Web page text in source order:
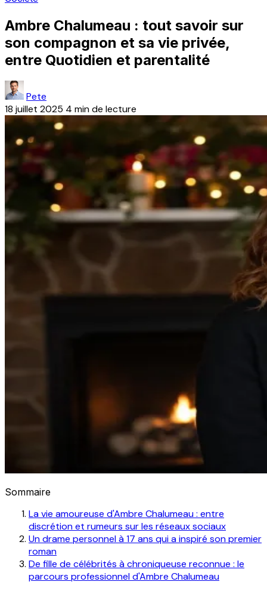
Ambre Chalumeau : tout savoir sur
son compagnon et sa vie privée,
entre Quotidien et parentalité
Pete
18 juillet 2025 4 min de lecture
Sommaire
La vie amoureuse d'Ambre Chalumeau : entre
discrétion et rumeurs sur les réseaux sociaux
Un drame personnel à 17 ans qui a inspiré son premier
roman
De fille de célébrités à chroniqueuse reconnue : le
parcours professionnel d'Ambre Chalumeau